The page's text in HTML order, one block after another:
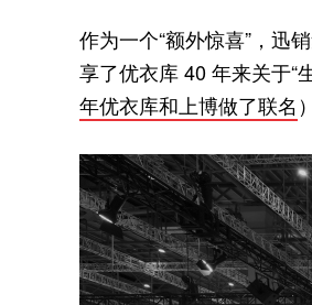
作为一个“额外惊喜”，迅
享了优衣库 40 年来关于“
年优衣库和上博做了联名